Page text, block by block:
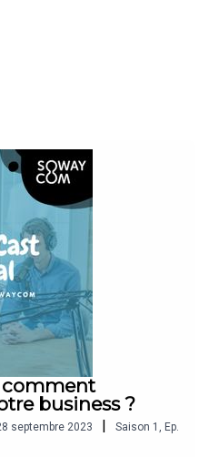
comment
business ?
septembre 2023 Saison 1 , Ep.